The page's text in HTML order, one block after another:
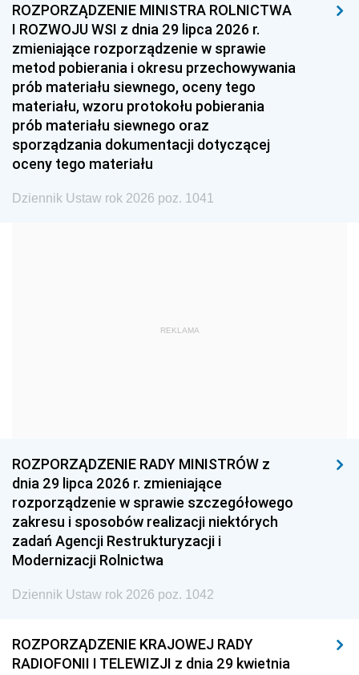
1993 1992 1991
1990 1989 1988
1987 1986 1985
1984 1983 1982
1981 1980
1978 1977
1975 1974
1959
1945 1944
1938 1937 1936
1935 1934
1932 1931
1929 1928
1923 1922
ROZPORZĄDZENIE MINISTRA ROLNICTWA
I ROZWOJU WSI z dnia 29 lipca 2026 r.
zmieniające rozporządzenie w sprawie
metod pobierania i okresu przechowywania
prób materiału siewnego, oceny tego
materiału, wzoru protokołu pobierania
prób materiału siewnego oraz
sporządzania dokumentacji dotyczącej
oceny tego materiału
Dziennik Ustaw rok 2026 poz. 1041
REKLAMA
ROZPORZĄDZENIE RADY MINISTRÓW z
dnia 29 lipca 2026 r. zmieniające
rozporządzenie w sprawie szczegółowego
zakresu i sposobów realizacji niektórych
zadań Agencji Restrukturyzacji i
Modernizacji Rolnictwa
Dziennik Ustaw rok 2026 poz. 1042
ROZPORZĄDZENIE KRAJOWEJ RADY
RADIOFONII I TELEWIZJI z dnia 29 kwietnia